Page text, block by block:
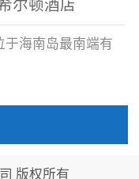
尔顿酒店
于海南岛最南端有
海岛天堂”之美称的
版权所有